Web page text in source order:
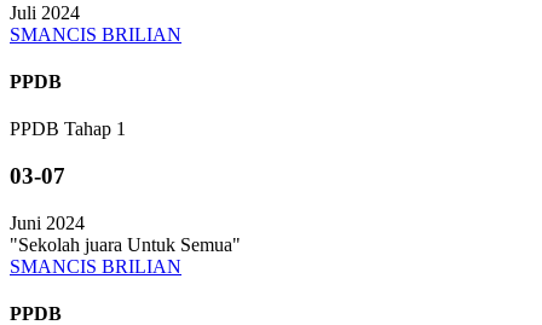
Juli 2024
SMANCIS BRILIAN
PPDB
PPDB Tahap 1
03-07
Juni 2024
"Sekolah juara Untuk Semua"
SMANCIS BRILIAN
PPDB